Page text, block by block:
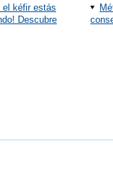
el kéfir estás
Descubre